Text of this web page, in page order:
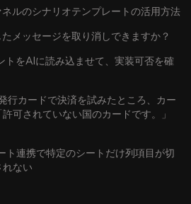
ルのシナリオテンプレートの活用方法
メッセージを取り消しできますか？
トをAIに読み込ませて、実装可否を確
行カードで決済を試みたところ、カー
可されていない国のカードです。」
ト連携で特定のシートだけ列項目が切
れない